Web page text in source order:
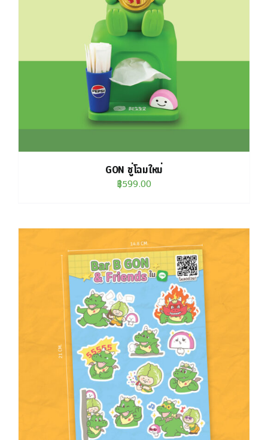
GON ชู่โฉมใหม่
฿599.00